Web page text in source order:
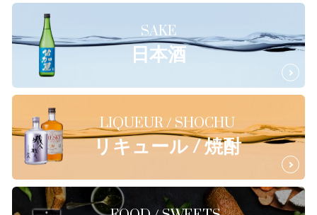
SAKE
日本酒
LIQUEUR / SHOCHU
リキュール / 焼酎